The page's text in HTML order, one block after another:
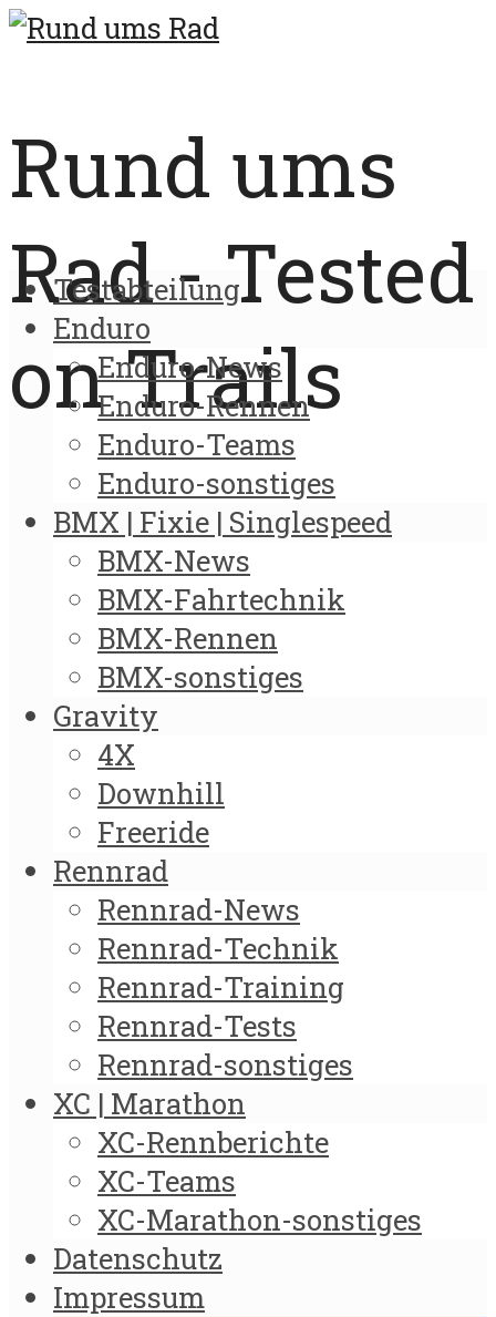
Rund ums
Rad - Tested
on Trails
Testabteilung
Enduro
Enduro-News
Enduro-Rennen
Enduro-Teams
Enduro-sonstiges
BMX | Fixie | Singlespeed
BMX-News
BMX-Fahrtechnik
BMX-Rennen
BMX-sonstiges
Gravity
4X
Downhill
Freeride
Rennrad
Rennrad-News
Rennrad-Technik
Rennrad-Training
Rennrad-Tests
Rennrad-sonstiges
XC | Marathon
XC-Rennberichte
XC-Teams
XC-Marathon-sonstiges
Datenschutz
Impressum